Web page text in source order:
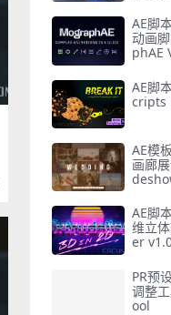
AE脚
动画
phAE
AE脚
cripts
AE模
画廊
AE脚
维立
er
PR预
调整
ool